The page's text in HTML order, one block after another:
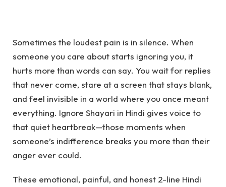
Sometimes the loudest pain is in silence. When
someone you care about starts ignoring you, it
hurts more than words can say. You wait for replies
that never come, stare at a screen that stays blank,
and feel invisible in a world where you once meant
everything. Ignore Shayari in Hindi gives voice to
that quiet heartbreak—those moments when
someone’s indifference breaks you more than their
anger ever could.
These emotional, painful, and honest 2-line Hindi